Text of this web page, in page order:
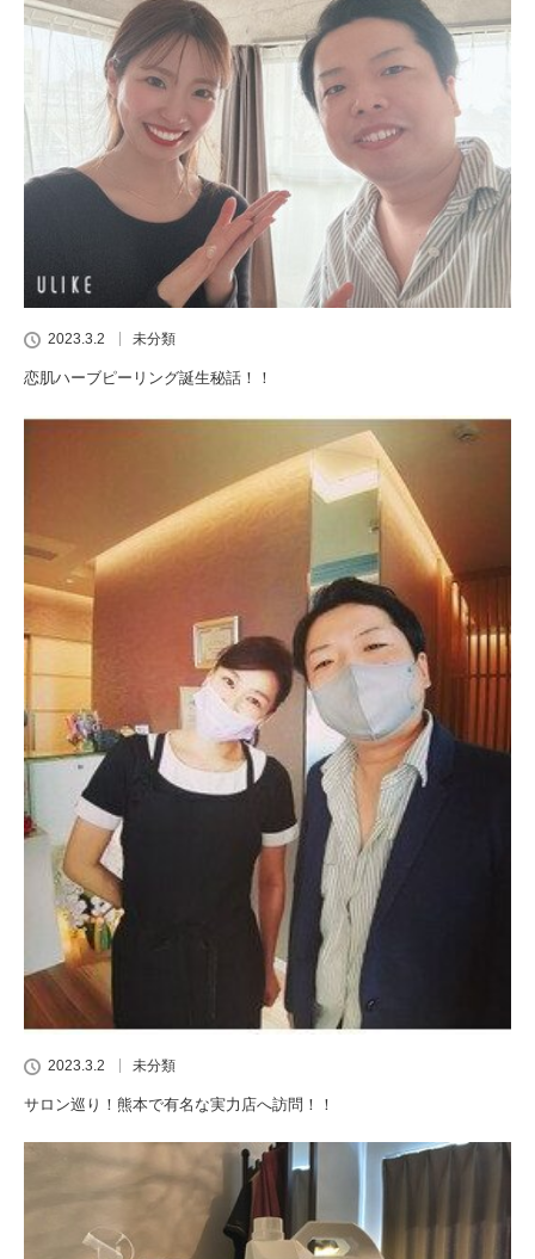
2023.3.2 未分類
恋肌ハーブピーリング誕生秘話！！
2023.3.2 未分類
サロン巡り！熊本で有名な実力店へ訪問！！